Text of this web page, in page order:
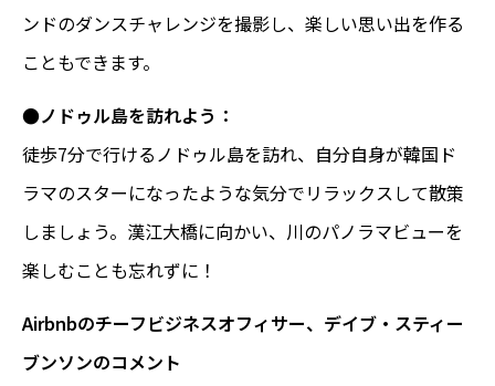
ンドのダンスチャレンジを撮影し、楽しい思い出を作る
こともできます。
●ノドゥル島を訪れよう：
徒歩7分で行けるノドゥル島を訪れ、自分自身が韓国ド
ラマのスターになったような気分でリラックスして散策
しましょう。漢江大橋に向かい、川のパノラマビューを
楽しむことも忘れずに！
Airbnbのチーフビジネスオフィサー、デイブ・スティー
ブンソンのコメント